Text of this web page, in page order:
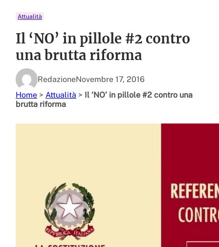
Attualità
Il ‘NO’ in pillole #2 contro
una brutta riforma
RedazioneNovembre 17, 2016
Home > Attualità > Il ‘NO’ in pillole #2 contro una
brutta riforma